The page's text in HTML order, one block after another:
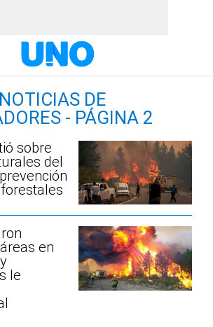
DE
- PÁGINA 2
sobre
del
en
le